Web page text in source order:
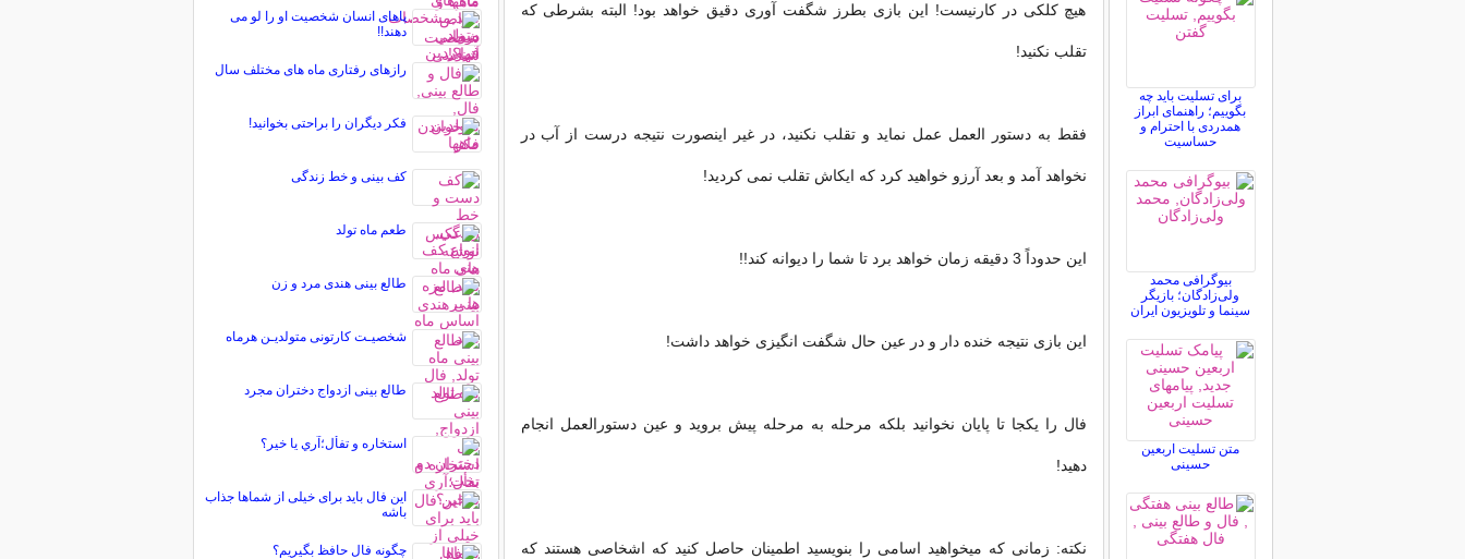
هیچ كلكی در كارنیست! این بازی بطرز شگفت آوری دقیق خواهد بود! البته بشرطی كه
تقلب نكنید!
فقط به دستور العمل عمل نماید و تقلب نكنید، در غیر اینصورت نتیجه درست از آب در
نخواهد آمد و بعد آرزو خواهید كرد كه ایكاش تقلب نمی كردید!
این حدوداً 3 دقیقه زمان خواهد برد تا شما را دیوانه كند!!
این بازی نتیجه خنده دار و در عین حال شگفت انگیزی خواهد داشت!
فال را یكجا تا پایان نخوانید بلكه مرحله به مرحله پیش بروید و عین دستورالعمل انجام
دهید!
نكته: زمانی كه میخواهید اسامی را بنویسید اطمینان حاصل كنید كه اشخاصی هستند كه
برای تسلیت باید چه
بگوییم؛ راهنمای ابراز
همدردی با احترام و
حساسیت
بیوگرافی محمد
ولی‌زادگان؛ بازیگر
سینما و تلویزیون ایران
متن تسلیت اربعین
حسینی
پاهای انسان شخصیت او را لو می
دهند!!
رازهای رفتاری ماه های مختلف سال
فکر ديگران را براحتی بخوانید!
کف بینی و خط زندگی
طعم ماه تولد
طالع بینی هندی مرد و زن
شخصیـت کارتونی متولدیـن هرماه
طالع بینی ازدواج دختران مجرد
استخاره و تفأل؛آري يا خير؟
این فال باید برای خیلی از شماها جذاب
باشه
چگونه فال حافظ بگیریم؟